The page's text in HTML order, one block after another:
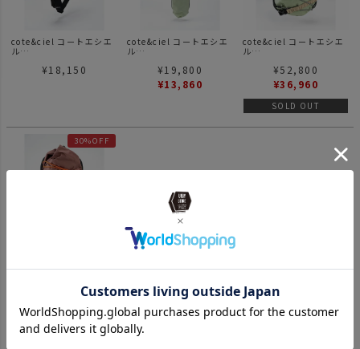
cote&ciel コートエシエ
ル
ダ スリーク ブラック シ
¥18,150
cote&ciel コートエシエ
ル
ロ グリーン ショルダ
ー 斜め掛け
¥19,800
¥13,860
cote&ciel コートエシエ
ル
ドン グリーン バック
¥52,800
¥36,960
SOLD OUT
30%OFF
Ladon Flemming Gold
36,190
SOLD OUT